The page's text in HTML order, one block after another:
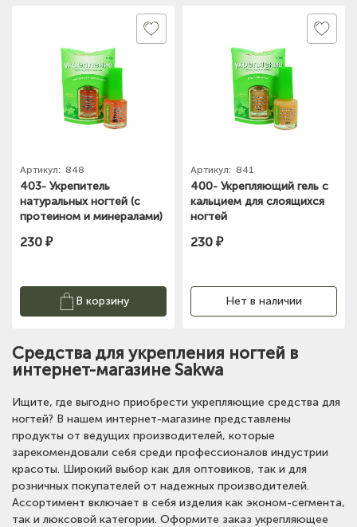
Артикул: 848
403- Укрепитель
натуральных ногтей (с
протеином и минералами)
230 ₽
В корзину
Артикул: 841
400- Укрепляющий гель с
кальцием для слоящихся
ногтей
230 ₽
Нет в наличии
Средства для укрепления ногтей в
интернет-магазине Sakwa
Ищите, где выгодно приобрести укрепляющие средства для
ногтей? В нашем интернет-магазине представлены
продукты от ведущих производителей, которые
зарекомендовали себя среди профессионалов индустрии
красоты. Широкий выбор как для оптовиков, так и для
розничных покупателей от надежных производителей.
Ассортимент включает в себя изделия как эконом-сегмента,
так и люксовой категории. Оформите заказ укрепляющее